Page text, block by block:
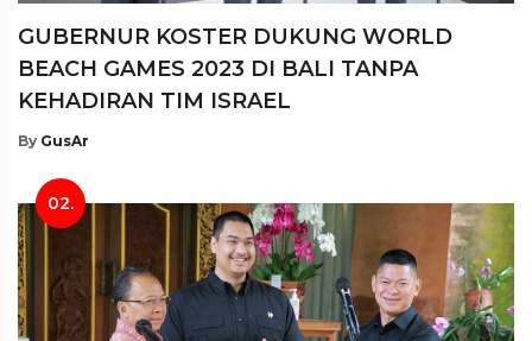
GUBERNUR KOSTER DUKUNG WORLD
BEACH GAMES 2023 DI BALI TANPA
KEHADIRAN TIM ISRAEL
By GusAr
02.